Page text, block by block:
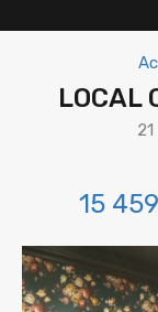
LOCAL
15